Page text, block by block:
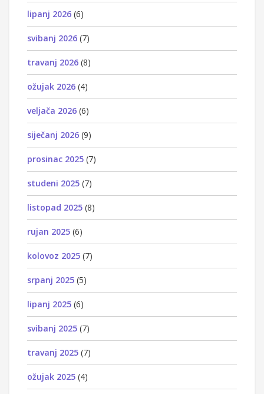
lipanj 2026 (6)
svibanj 2026 (7)
travanj 2026 (8)
ožujak 2026 (4)
veljača 2026 (6)
siječanj 2026 (9)
prosinac 2025 (7)
studeni 2025 (7)
listopad 2025 (8)
rujan 2025 (6)
kolovoz 2025 (7)
srpanj 2025 (5)
lipanj 2025 (6)
svibanj 2025 (7)
travanj 2025 (7)
ožujak 2025 (4)